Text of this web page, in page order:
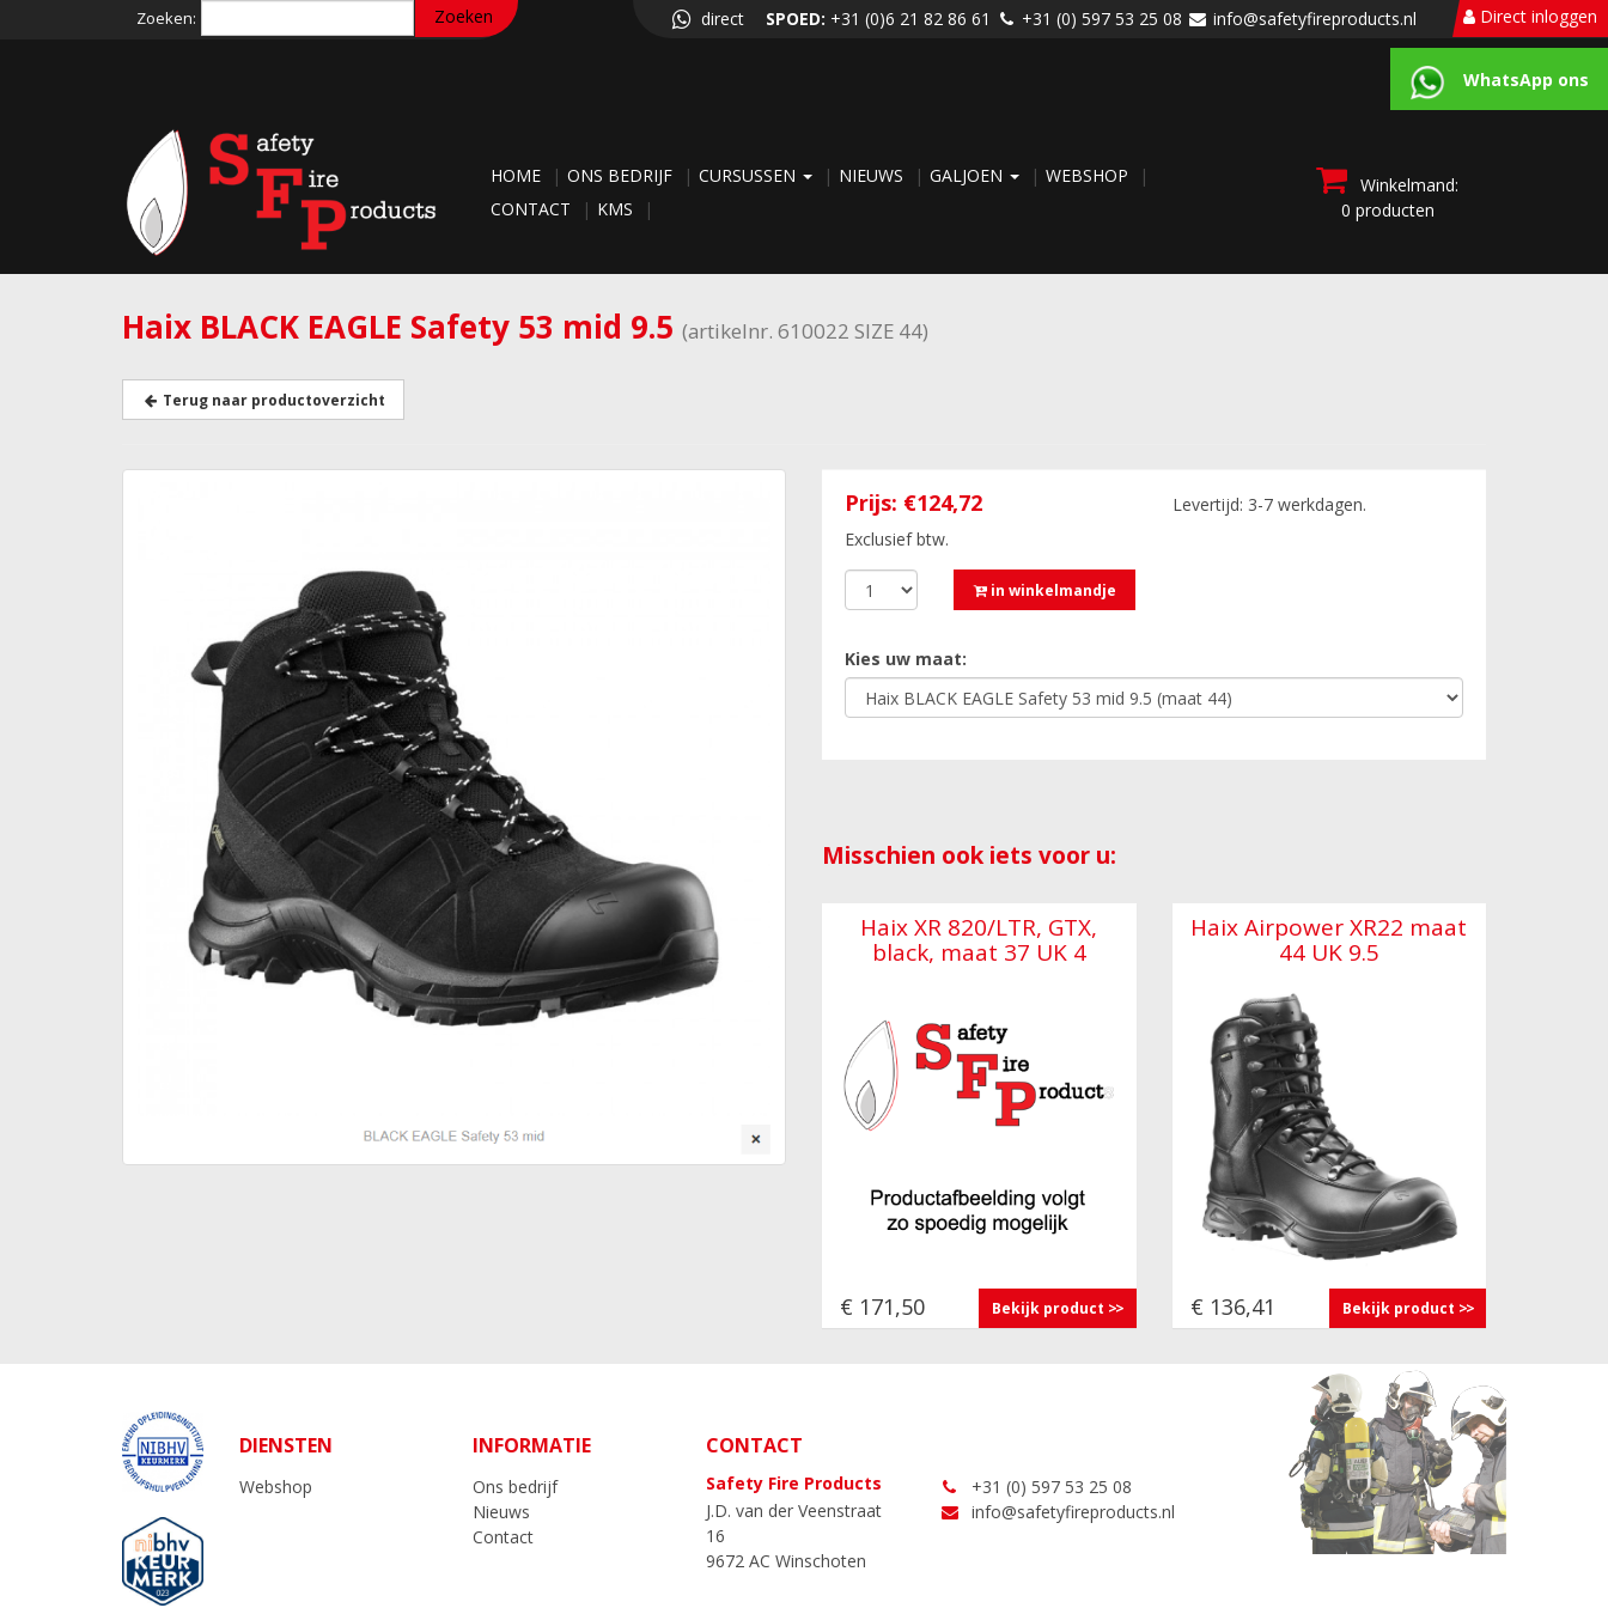
Zoeken: direct SPOED: +31 (0)6 21 82 86 61 +31 (0) 597 53 25 08 info@safetyfireproducts.nl Direct inloggen
WhatsApp ons
HOME ONS BEDRIJF CURSUSSEN NIEUWS GALJOEN
WEBSHOP
CONTACT
KMS
Winkelmand:
0 producten
Haix BLACK EAGLE Safety 53 mid 9.5 (artikelnr. 610022 SIZE 44)
Terug naar productoverzicht
Prijs: €124,72
Exclusief btw.
in winkelmandje
Levertijd: 3-7 werkdagen.
Kies uw maat:
Misschien ook iets voor u:
Haix XR 820/LTR, GTX,
black, maat 37 UK 4
€ 171,50 Bekijk product
Haix Airpower XR22 maat
44 UK 9.5
€ 136,41 Bekijk product
DIENSTEN
Webshop
INFORMATIE
Ons bedrijf
Nieuws
Contact
CONTACT
Safety Fire Products
J.D. van der Veenstraat
16
9672 AC Winschoten
+31 (0) 597 53 25 08
info@safetyfireproducts.nl